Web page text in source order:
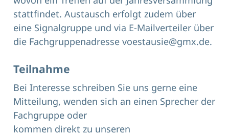
stattfindet. Austausch erfolgt zudem über
eine Signalgruppe und via E-Mailverteiler über
die Fachgruppenadresse voestausie@gmx.de.
Teilnahme
Bei Interesse schreiben Sie uns gerne eine
Mitteilung, wenden sich an einen Sprecher der
Fachgruppe oder
kommen direkt zu unseren